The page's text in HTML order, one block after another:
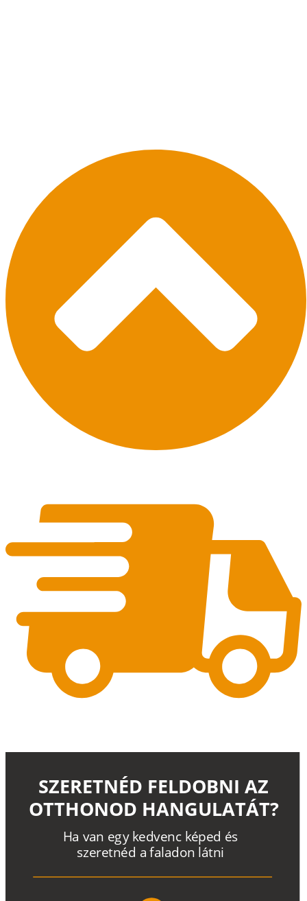
Ha van egy kedvenc képed és
szeretnéd a faladon látni
SZERETNÉD FELDOBNI AZ
OTTHONOD HANGULATÁT?